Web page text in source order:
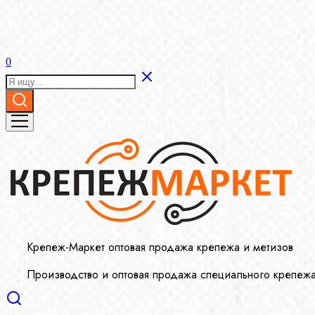
0
Крепеж-Маркет оптовая продажа крепежа и метизов
Производство и оптовая продажа специального